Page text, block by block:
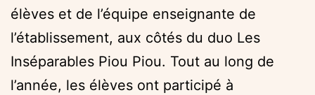
élèves et de l’équipe enseignante de
l’établissement, aux côtés du duo Les
Inséparables Piou Piou. Tout au long de
l’année, les élèves ont participé à